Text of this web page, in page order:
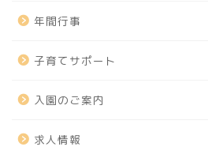
年間行事
子育てサポート
入園のご案内
求人情報